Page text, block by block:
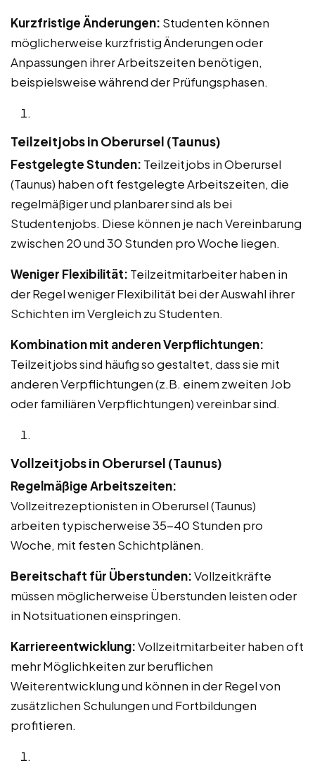
Kurzfristige Änderungen: Studenten können
möglicherweise kurzfristig Änderungen oder
Anpassungen ihrer Arbeitszeiten benötigen,
beispielsweise während der Prüfungsphasen.
Teilzeitjobs in Oberursel (Taunus)
Festgelegte Stunden: Teilzeitjobs in Oberursel
(Taunus) haben oft festgelegte Arbeitszeiten, die
regelmäßiger und planbarer sind als bei
Studentenjobs. Diese können je nach Vereinbarung
zwischen 20 und 30 Stunden pro Woche liegen.
Weniger Flexibilität: Teilzeitmitarbeiter haben in
der Regel weniger Flexibilität bei der Auswahl ihrer
Schichten im Vergleich zu Studenten.
Kombination mit anderen Verpflichtungen:
Teilzeitjobs sind häufig so gestaltet, dass sie mit
anderen Verpflichtungen (z.B. einem zweiten Job
oder familiären Verpflichtungen) vereinbar sind.
Vollzeitjobs in Oberursel (Taunus)
Regelmäßige Arbeitszeiten:
Vollzeitrezeptionisten in Oberursel (Taunus)
arbeiten typischerweise 35-40 Stunden pro
Woche, mit festen Schichtplänen.
Bereitschaft für Überstunden:Vollzeitkräfte
müssen möglicherweise Überstunden leisten oder
in Notsituationen einspringen.
Karriereentwicklung:Vollzeitmitarbeiter haben oft
mehr Möglichkeiten zur beruflichen
Weiterentwicklung und können in der Regel von
zusätzlichen Schulungen und Fortbildungen
profitieren.